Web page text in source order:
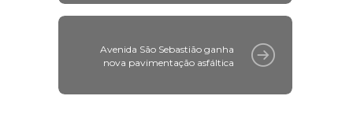
Avenida São Sebastião ganha
nova pavimentação asfáltica